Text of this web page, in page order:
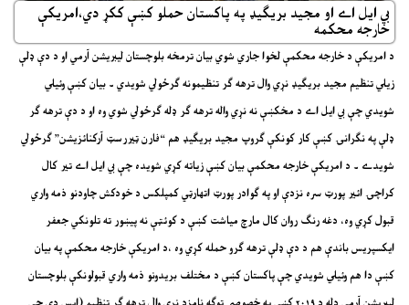
بي ايل اے او مجيد بريګيډ په پاکستان حملو کښې ککړ دي،امريکې
خارجه محکمه
د امريکې د خارجه محکمې لخوا جاري شوي بيان ترمخه بلوچستان ليبريشن آرمي او د دې ډلې
زيلي تنظيم مجيد بريګيډ نړي وال ترهه ګر تنظيمونه ګرځولي شويدي ۔ بيان کښې وئيلي
شويدي چې بي ايل اے د مخکښې نه نړي واله ترهه ګر ډله ګرځولي شوي وه او د دې ترهه ګر
ډلې په نګرانۍ کښې کار کونکې ګروپ مجيد بريګيډ هم “فارن ټيررسټ آرکنائزيشن” ګرځولي
شويدے ۔ د امريکې خارجه محکمې بيان کښې زياته کړي شويده چې بي ايل اے تير کال
کراچۍ ائير پورټ سره نزدې او په ګوادر پورټ اتهارټي کمپلکس د خودکش چاودنو ذمه واري
قبول کړي وه، دغه رنګ روان کال مارچ مياشت کښې د کوئټې نه پيښور ته تلونکي جعفر
ايکسپريس باندې هم د دې ډلې ترهه ګرو حمله کړي وه ،د امريکې خارجه محکمې په بيان
کښې دا هم وئيلي شويدي چې پاکستان کښې د مختلف بريدونو ذمه واري قبولونکې بلوچستان